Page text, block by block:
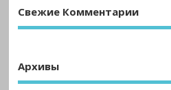
Свежие Комментарии
Архивы